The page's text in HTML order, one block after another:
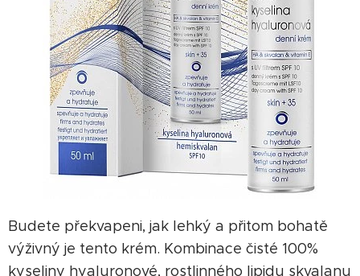
Budete překvapeni, jak lehký a přitom bohatě
výživný je tento krém. Kombinace čisté 100%
kyseliny hyaluronové, rostlinného lipidu skvalanu